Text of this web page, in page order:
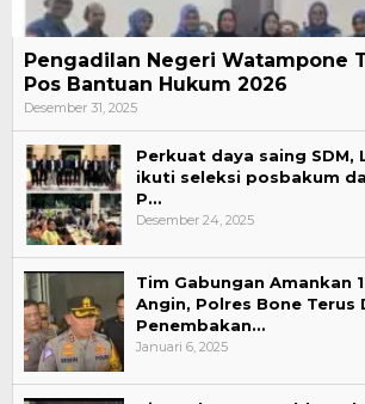
Pengadilan Negeri Watampone
Pos Bantuan Hukum 2026
Desember 31, 2025
Perkuat daya saing SDM,
ikuti seleksi posbakum
P…
Desember 24, 2025
Tim Gabungan Amankan
Angin, Polres Bone Terus
Penembakan…
Januari 6, 2025